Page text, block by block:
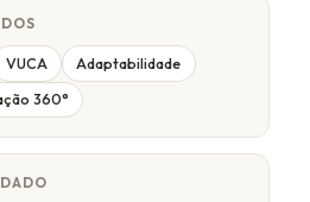
VUCA Adaptabilidade
360°